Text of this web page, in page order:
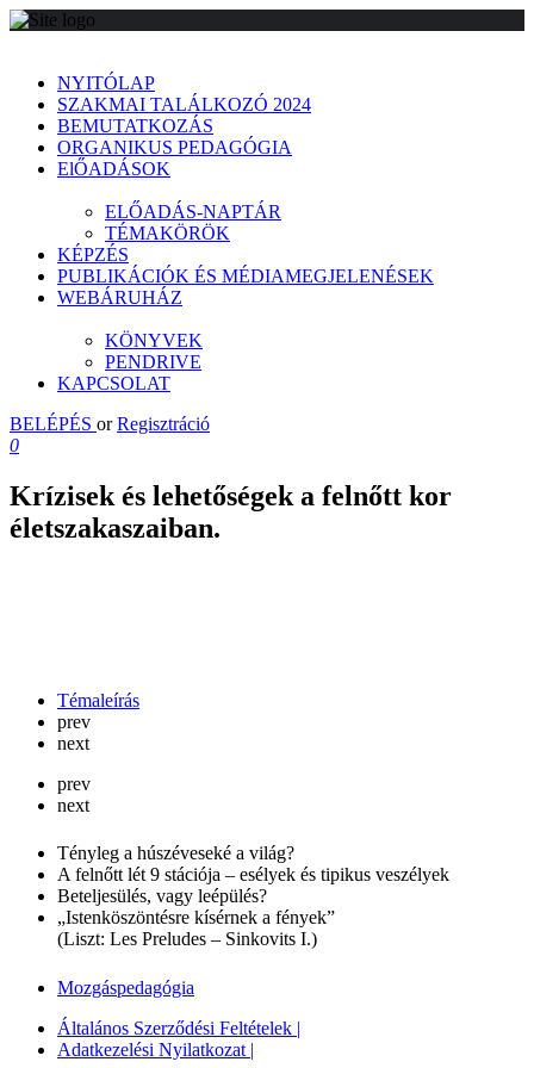
NYITÓLAP
SZAKMAI TALÁLKOZÓ 2024
BEMUTATKOZÁS
ORGANIKUS PEDAGÓGIA
ElŐADÁSOK
ELŐADÁS-NAPTÁR
TÉMAKÖRÖK
KÉPZÉS
PUBLIKÁCIÓK ÉS MÉDIAMEGJELENÉSEK
WEBÁRUHÁZ
KÖNYVEK
PENDRIVE
KAPCSOLAT
BELÉPÉS or Regisztráció
0
Krízisek és lehetőségek a felnőtt kor
életszakaszaiban.
Témaleírás
prev
next
prev
next
Tényleg a húszéveseké a világ?
A felnőtt lét 9 stációja – esélyek és tipikus veszélyek
Beteljesülés, vagy leépülés?
„Istenköszöntésre kísérnek a fények”
(Liszt: Les Preludes – Sinkovits I.)
Mozgáspedagógia
Általános Szerződési Feltételek |
Adatkezelési Nyilatkozat |